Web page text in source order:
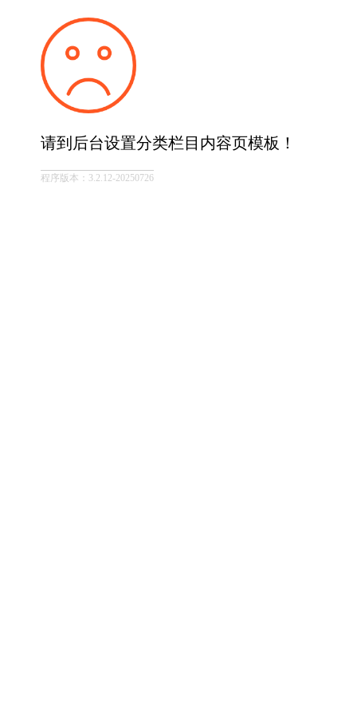
请到后台设置分类栏目内容页模板！
程序版本：3.2.12-20250726